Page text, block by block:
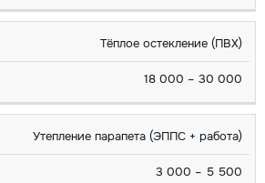
Тёплое остекление (ПВХ)
18 000 – 30 000
Утепление парапета (ЭППС + работа)
3 000 – 5 500